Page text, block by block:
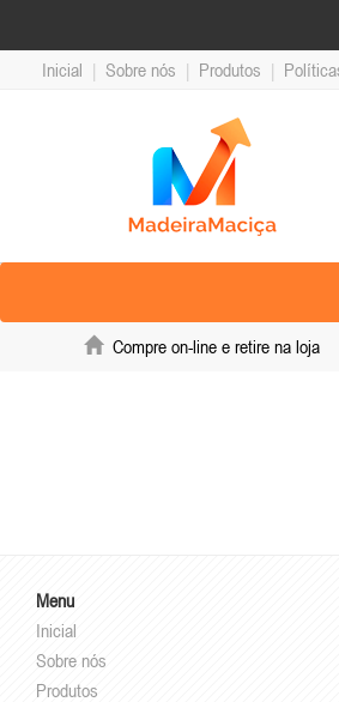
Inicial | Sobre nós | Produtos |
Compre on-line e retire na loja
Menu
Inicial
Sobre nós
Produtos